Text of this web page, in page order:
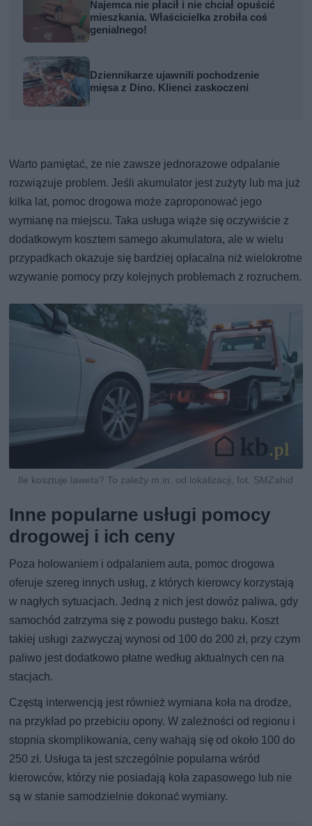
Najemca nie płacił i nie chciał opuścić
mieszkania. Właścicielka zrobiła coś
genialnego!
Dziennikarze ujawnili pochodzenie
mięsa z Dino. Klienci zaskoczeni
Warto pamiętać, że nie zawsze jednorazowe odpalanie
rozwiązuje problem. Jeśli akumulator jest zużyty lub ma już
kilka lat, pomoc drogowa może zaproponować jego
wymianę na miejscu. Taka usługa wiąże się oczywiście z
dodatkowym kosztem samego akumulatora, ale w wielu
przypadkach okazuje się bardziej opłacalna niż wielokrotne
wzywanie pomocy przy kolejnych problemach z rozruchem.
Ile kosztuje laweta? To zależy m.in. od lokalizacji, fot. SMZahid
Inne popularne usługi pomocy
drogowej i ich ceny
Poza holowaniem i odpalaniem auta, pomoc drogowa
oferuje szereg innych usług, z których kierowcy korzystają
w nagłych sytuacjach. Jedną z nich jest dowóz paliwa, gdy
samochód zatrzyma się z powodu pustego baku. Koszt
takiej usługi zazwyczaj wynosi od 100 do 200 zł, przy czym
paliwo jest dodatkowo płatne według aktualnych cen na
stacjach.
Częstą interwencją jest również wymiana koła na drodze,
na przykład po przebiciu opony. W zależności od regionu i
stopnia skomplikowania, ceny wahają się od około 100 do
250 zł. Usługa ta jest szczególnie popularna wśród
kierowców, którzy nie posiadają koła zapasowego lub nie
są w stanie samodzielnie dokonać wymiany.